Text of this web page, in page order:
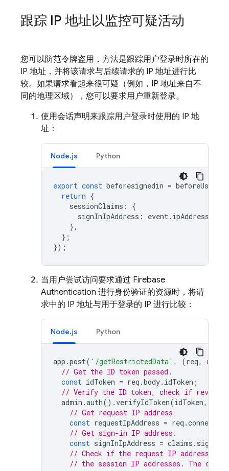
跟踪 IP 地址以监控可疑活动
您可以防范令牌盗用，方法是跟踪用户登录时所在的
IP 地址，并将该请求与后续请求的 IP 地址进行比
较。如果请求看起来很可疑（例如，IP 地址来自不
同的地理区域），您可以要求用户重新登录。
使用会话声明来跟踪用户登录时使用的 IP 地
址：
Node.js Python
export const beforesignedin =
return {
sessionClaims :
{
signInIpAddress : event. ipAddress
},
};
});
当用户尝试访问要求通过 Firebase
Authentication 进行身份验证的资源时，将请
求中的 IP 地址与用于登录的 IP 进行比较：
Node.js Python
app .post( '/getRestrictedData' , (req, res
// Get the ID token passed.
const idToken = req .body. idToken ;
// Verify the ID token, check if revoked
admin .auth().verifyIdToken(idToken,
// Get request IP address
const requestIpAddress = req .connection
// Get sign-in IP address.
const signInIpAddress = claims .
// Check if the request IP address
// the session IP addresses. The